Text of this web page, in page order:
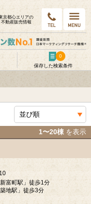
京都⼼エリアの
不動産販売情報
保存した検索条件
0
1〜20棟 を表示
富町駅」徒歩1分
地駅」徒歩3分